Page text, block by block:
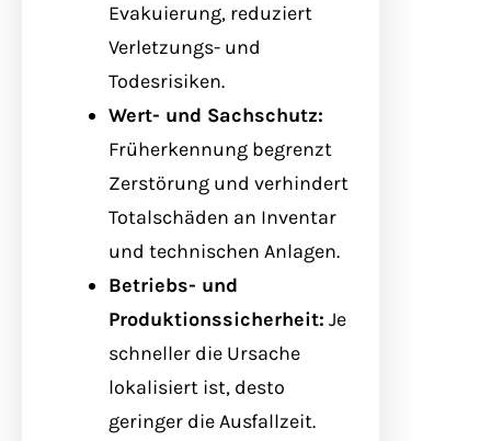
Evakuierung, reduziert
Verletzungs- und
Todesrisiken.
Wert- und Sachschutz:
Früherkennung begrenzt
Zerstörung und verhindert
Totalschäden an Inventar
und technischen Anlagen.
Betriebs- und
Produktionssicherheit: Je
schneller die Ursache
lokalisiert ist, desto
geringer die Ausfallzeit.